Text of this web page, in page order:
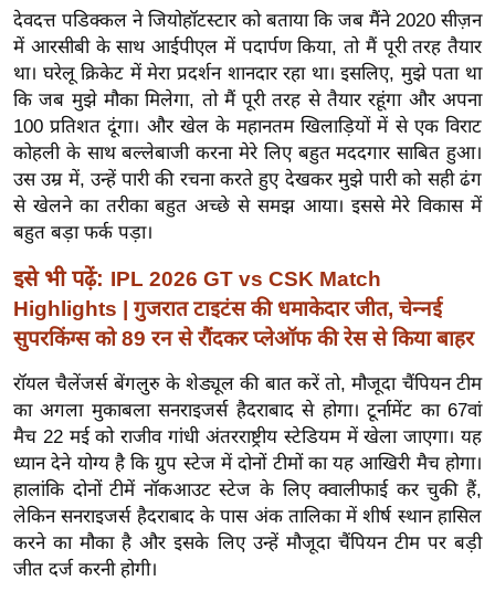
ल
श
ख्सि
य
त
यं
ग
इं
डि
या
सा
हि
त्य
ज
ग
त
ऑ
टो
व
देवदत्त पडिक्कल ने जियोहॉटस्टार को बताया कि जब मैंने 2020 सीज़न
में आरसीबी के साथ आईपीएल में पदार्पण किया, तो मैं पूरी तरह तैयार
था। घरेलू क्रिकेट में मेरा प्रदर्शन शानदार रहा था। इसलिए, मुझे पता था
कि जब मुझे मौका मिलेगा, तो मैं पूरी तरह से तैयार रहूंगा और अपना
100 प्रतिशत दूंगा। और खेल के महानतम खिलाड़ियों में से एक विराट
कोहली के साथ बल्लेबाजी करना मेरे लिए बहुत मददगार साबित हुआ।
उस उम्र में, उन्हें पारी की रचना करते हुए देखकर मुझे पारी को सही ढंग
से खेलने का तरीका बहुत अच्छे से समझ आया। इससे मेरे विकास में
बहुत बड़ा फर्क पड़ा।
इसे भी पढ़ें: IPL 2026 GT vs CSK Match
Highlights | गुजरात टाइटंस की धमाकेदार जीत, चेन्नई
सुपरकिंग्स को 89 रन से रौंदकर प्लेऑफ की रेस से किया बाहर
रॉयल चैलेंजर्स बेंगलुरु के शेड्यूल की बात करें तो, मौजूदा चैंपियन टीम
का अगला मुकाबला सनराइजर्स हैदराबाद से होगा। टूर्नामेंट का 67वां
मैच 22 मई को राजीव गांधी अंतरराष्ट्रीय स्टेडियम में खेला जाएगा। यह
ध्यान देने योग्य है कि ग्रुप स्टेज में दोनों टीमों का यह आखिरी मैच होगा।
हालांकि दोनों टीमें नॉकआउट स्टेज के लिए क्वालीफाई कर चुकी हैं,
लेकिन सनराइजर्स हैदराबाद के पास अंक तालिका में शीर्ष स्थान हासिल
करने का मौका है और इसके लिए उन्हें मौजूदा चैंपियन टीम पर बड़ी
जीत दर्ज करनी होगी।